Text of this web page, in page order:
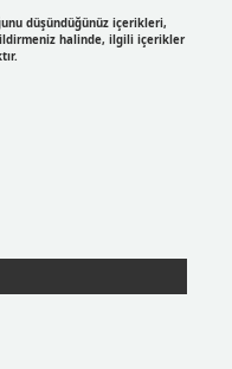
düşündüğünüz içerikleri,
halinde, ilgili içerikler